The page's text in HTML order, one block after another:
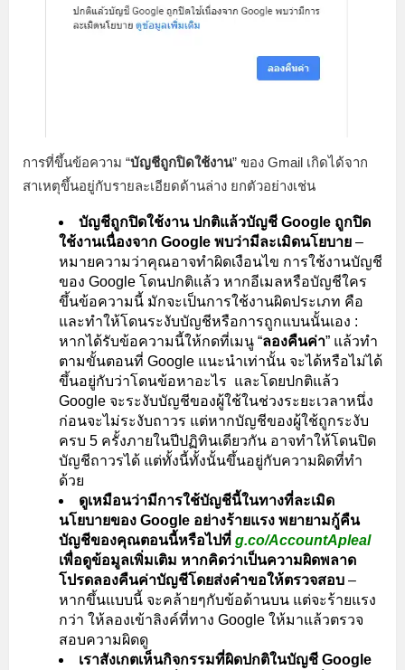
การที่ขึ้นข้อความ “บัญชีถูกปิดใช้งาน” ของ Gmail เกิดได้จาก
สาเหตุขึ้นอยู่กับรายละเอียดด้านล่าง ยกตัวอย่างเช่น
บัญชีถูกปิดใช้งาน ปกติแล้วบัญชี Google ถูกปิด
ใช้งานเนื่องจาก Google พบว่ามีละเมิดนโยบาย –
หมายความว่าคุณอาจทำผิดเงือนไข การใช้งานบัญชี
ของ Google โดนปกติแล้ว หากอีเมลหรือบัญชีใคร
ขึ้นข้อความนี้ มักจะเป็นการใช้งานผิดประเภท คือ
และทำให้โดนระงับบัญชีหรือการถูกแบนนั้นเอง :
หากได้รับข้อความนี้ให้กดที่เมนู “ลองคืนค่า” แล้วทำ
ตามขั้นตอนที่ Google แนะนำเท่านั้น จะได้หรือไม่ได้
ขึ้นอยู่กับว่าโดนข้อหาอะไร และโดยปกติแล้ว
Google จะระงับบัญชีของผู้ใช้ในช่วงระยะเวลาหนึ่ง
ก่อนจะไม่ระงับถาวร แต่หากบัญชีของผู้ใช้ถูกระงับ
ครบ 5 ครั้งภายในปีปฏิทินเดียวกัน อาจทำให้โดนปิด
บัญชีถาวรได้ แต่ทั้งนี้ทั้งนั้นขึ้นอยู่กับความผิดที่ทำ
ด้วย
ดูเหมือนว่ามีการใช้บัญชีนี้ในทางที่ละเมิด
นโยบายของ Google อย่างร้ายแรง พยายามกู้คืน
บัญชีของคุณตอนนี้หรือไปที่ g.co/AccountApleal
เพื่อดูข้อมูลเพิ่มเติม หากคิดว่าเป็นความผิดพลาด
โปรดลองคืนค่าบัญชีโดยส่งคำขอให้ตรวจสอบ –
หากขึ้นแบบนี้ จะคล้ายๆกับข้อด้านบน แต่จะร้ายแรง
กว่า ให้ลองเข้าลิงค์ที่ทาง Google ให้มาแล้วตรวจ
สอบความผิดดู
เราสังเกตเห็นกิจกรรมที่ผิดปกติในบัญชี Google